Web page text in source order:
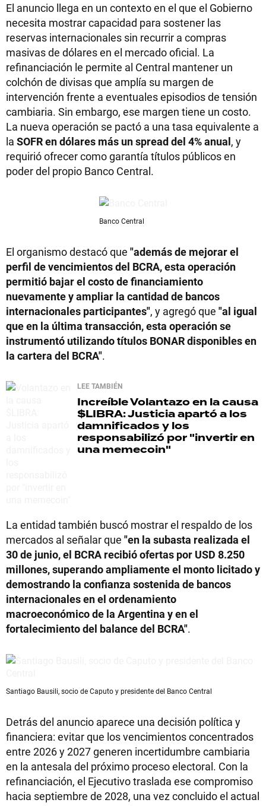
El anuncio llega en un contexto en el que el Gobierno
necesita mostrar capacidad para sostener las
reservas internacionales sin recurrir a compras
masivas de dólares en el mercado oficial. La
refinanciación le permite al Central mantener un
colchón de divisas que amplía su margen de
intervención frente a eventuales episodios de tensión
cambiaria. Sin embargo, ese margen tiene un costo.
La nueva operación se pactó a una tasa equivalente a
la SOFR en dólares más un spread del 4% anual, y
requirió ofrecer como garantía títulos públicos en
poder del propio Banco Central.
Banco Central
El organismo destacó que "además de mejorar el
perfil de vencimientos del BCRA, esta operación
permitió bajar el costo de financiamiento
nuevamente y ampliar la cantidad de bancos
internacionales participantes", y agregó que "al igual
que en la última transacción, esta operación se
instrumentó utilizando títulos BONAR disponibles en
la cartera del BCRA".
LEE TAMBIÉN
IncreíbleVolantazo en la causa
$LIBRA: Justicia apartó a los
damnificados y los
responsabilizó por "invertir en
una memecoin"
La entidad también buscó mostrar el respaldo de los
mercados al señalar que "en la subasta realizada el
30 de junio, el BCRA recibió ofertas por USD 8.250
millones, superando ampliamente el monto licitado y
demostrando la confianza sostenida de bancos
internacionales en el ordenamiento
macroeconómico de la Argentina y en el
fortalecimiento del balance del BCRA".
Santiago Bausili, socio de Caputo y presidente del Banco Central
Detrás del anuncio aparece una decisión política y
financiera: evitar que los vencimientos concentrados
entre 2026 y 2027 generen incertidumbre cambiaria
en la antesala del próximo proceso electoral. Con la
refinanciación, el Ejecutivo traslada ese compromiso
hacia septiembre de 2028, una vez concluido el actual